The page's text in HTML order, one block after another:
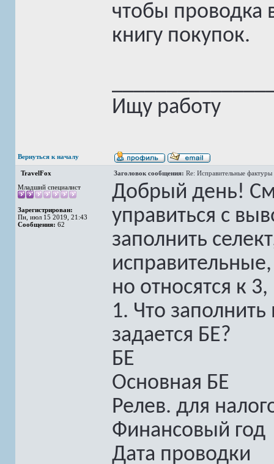
чтобы проводка
книгу покупок.
Ищу работу
Вернуться к началу
TravelFox Заголовок сообщения: Re: Исправительные
Младший специалист
Зарегистрирован:
Пн, июл 15 2019, 21:43
Сообщения: 62
Добрый день!
управиться с
заполнить
но относятся к
1. Что
задается БЕ?
БЕ
Основная БЕ
Релев. для
Финансовый год
Дата проводки